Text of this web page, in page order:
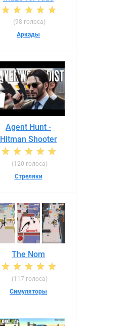
(98 голоса)
Аркады
Agent Hunt -
Hitman Shooter
(120 голоса)
Стреляки
The Nom
(117 голоса)
Симуляторы